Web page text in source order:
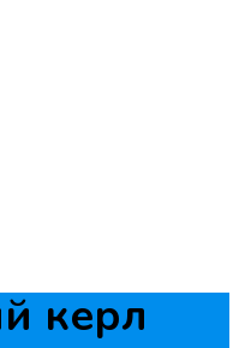
керл